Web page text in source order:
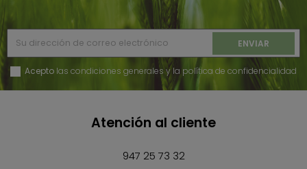
Acepto las condiciones generales y la política de confidencialidad
Atención al cliente
947 25 73 32